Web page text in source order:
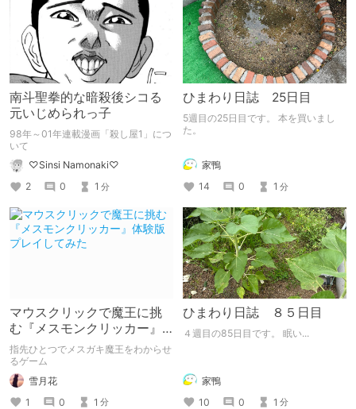
南斗聖拳的な暗殺後シコる
元いじめられっ子
98年～01年連載漫画「殺し屋1」につ
いて
♡Sinsi Namonaki♡
2
0 1 分
ひまわり日誌 25日目
5週目の25日目です。 本を買いまし
た。
家鴨
14
0 1 分
マウスクリックで魔王に挑
む『メスモンクリッカー』
体験版プレイしてみた
指先ひとつでメスガキ魔王をわからせ
るゲーム
雪月花
1
0 1 分
ひまわり日誌 ８５日目
４週目の85日目です。 眠い...
家鴨
10
0 1 分